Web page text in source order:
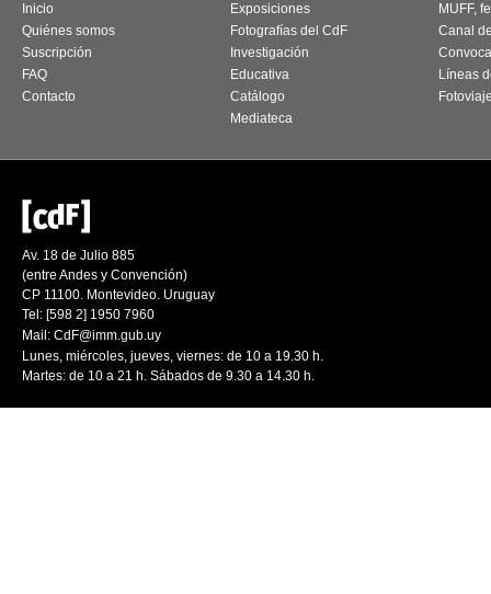
Inicio
Quiénes somos
Suscripción
FAQ
Contacto
Exposiciones
Fotografías del CdF
Investigación
Educativa
Catálogo
Mediateca
MUFF,
Canal
Líneas
Av. 18 de Julio 885
(entre Andes y Convención)
CP 11100. Montevideo. Uruguay
Tel: [598 2] 1950 7960
Mail: CdF@imm.gub.uy
Lunes, miércoles, jueves, viernes: de 10 a 19.30 h.
Martes: de 10 a 21 h. Sábados de 9.30 a 14.30 h.